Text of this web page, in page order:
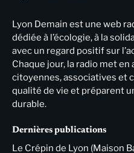
Lyon Demain est une web
dédiée à l’écologie, à la
avec un regard positif sur
Chaque jour, la radio met
citoyennes, associatives et
qualité de vie et préparent
durable.
Dernières publications
Le Crépin de Lyon (Maison